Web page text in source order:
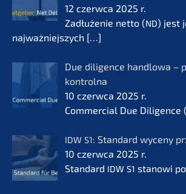
12 czerw­ca 2025 r.
Zadłuże­nie netto (ND) jest
najważ­nie­js­zych […]
Due diligence handlo­wa –
kontrol­na
10 czerw­ca 2025 r.
Commer­cial Due Diligence (
IDW S1: Standard wyceny
10 czerw­ca 2025 r.
Standard IDW S1 stanowi